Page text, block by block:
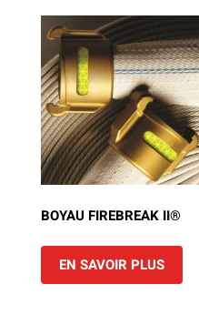
BOYAU FIREBREAK II®
EN SAVOIR PLUS